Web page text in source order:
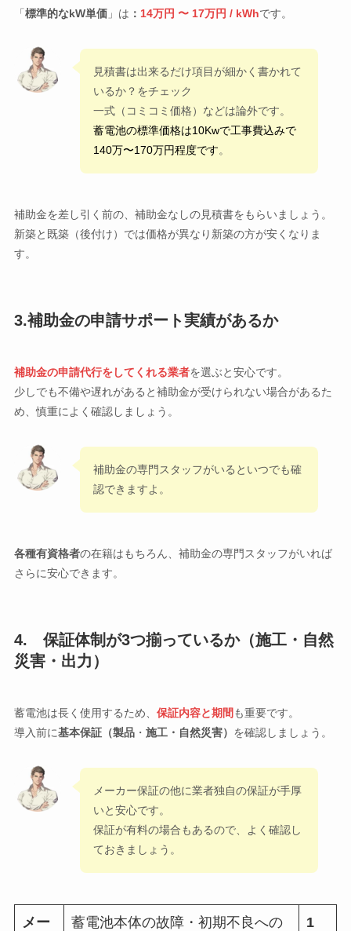
「 標準的なkW単価」は ： 14万円 〜 17万円 / kWhです。
見積書は出来るだけ項目が細かく書かれて
いるか？をチェック
一式（コミコミ価格）などは論外です。
蓄電池の標準価格は10Kwで工事費込みで
140万〜170万円程度です。
補助金を差し引く前の、補助金なしの見積書をもらいましょう。
新築と既築（後付け）では価格が異なり新築の方が安くなりま
す。
3.補助金の申請サポート実績があるか
補助金の申請代行をしてくれる業者を選ぶと安心です。
少しでも不備や遅れがあると補助金が受けられない場合があるた
め、慎重によく確認しましょう。
補助金の専門スタッフがいるといつでも確
認できますよ。
各種有資格者の在籍はもちろん、補助金の専門スタッフがいれば
さらに安心できます。
4. 保証体制が3つ揃っているか（施工・自然
災害・出力）
蓄電池は長く使用するため、 保証内容と期間も重要です。
導入前に基本保証（製品・ 施工・自然災害） を確認しましょう。
メーカー保証の他に業者独自の保証が手厚
いと安心です。
保証が有料の場合もあるので、よく確認し
ておきましょう。
メー
蓄電池本体の故障・初期不良への
1